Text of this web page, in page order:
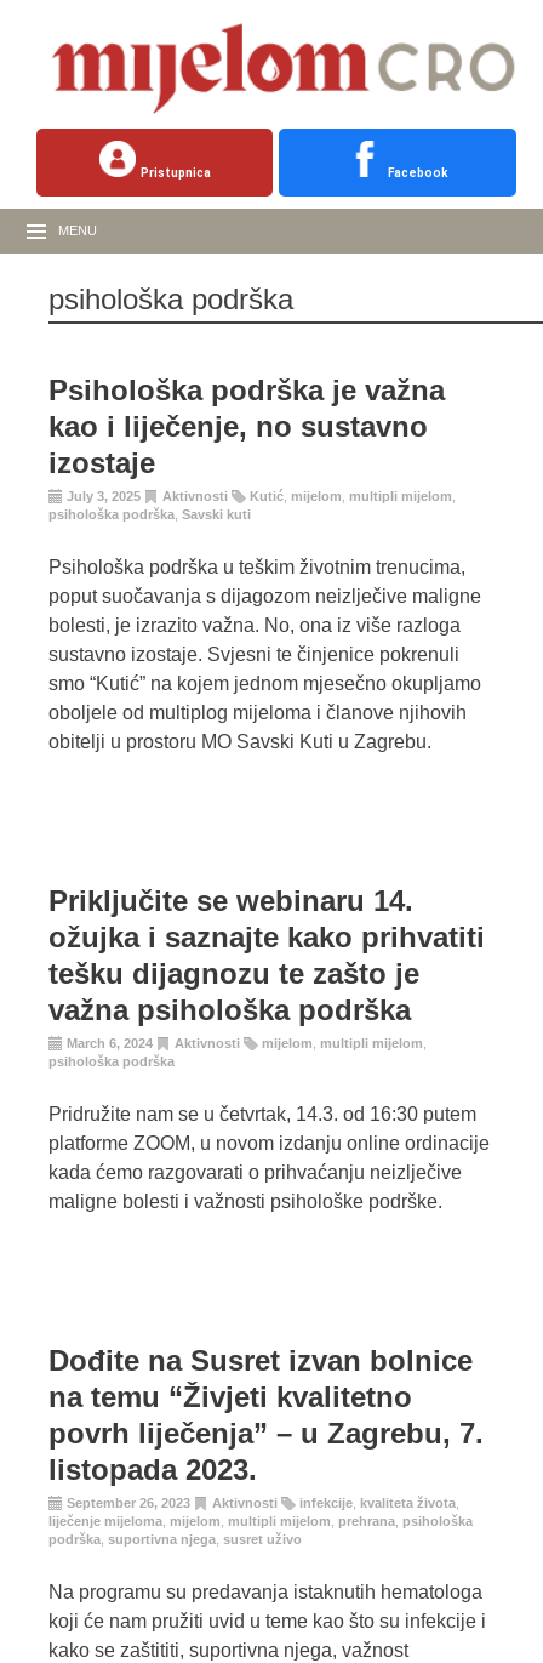
Pristupnica Facebook
MENU
psihološka podrška
Psihološka podrška je važna
kao i liječenje, no sustavno
izostaje
July 3, 2025 Aktivnosti Kutić mijelom multipli mijelom
psihološka podrška Savski kuti
Psihološka podrška u teškim životnim trenucima,
poput suočavanja s dijagozom neizlječive maligne
bolesti, je izrazito važna. No, ona iz više razloga
sustavno izostaje. Svjesni te činjenice pokrenuli
smo “Kutić” na kojem jednom mjesečno okupljamo
oboljele od multiplog mijeloma i članove njihovih
obitelji u prostoru MO Savski Kuti u Zagrebu.
Priključite se webinaru 14.
ožujka i saznajte kako prihvatiti
tešku dijagnozu te zašto je
važna psihološka podrška
March 6, 2024 Aktivnosti mijelom multipli mijelom
psihološka podrška
Pridružite nam se u četvrtak, 14.3. od 16:30 putem
platforme ZOOM, u novom izdanju online ordinacije
kada ćemo razgovarati o prihvaćanju neizlječive
maligne bolesti i važnosti psihološke podrške.
Dođite na Susret izvan bolnice
na temu “Živjeti kvalitetno
povrh liječenja” – u Zagrebu, 7.
listopada 2023.
September 26, 2023 Aktivnosti infekcije kvaliteta života
liječenje mijeloma mijelom multipli mijelom prehrana psihološka
podrška suportivna njega susret uživo
Na programu su predavanja istaknutih hematologa
koji će nam pružiti uvid u teme kao što su infekcije i
kako se zaštititi, suportivna njega, važnost